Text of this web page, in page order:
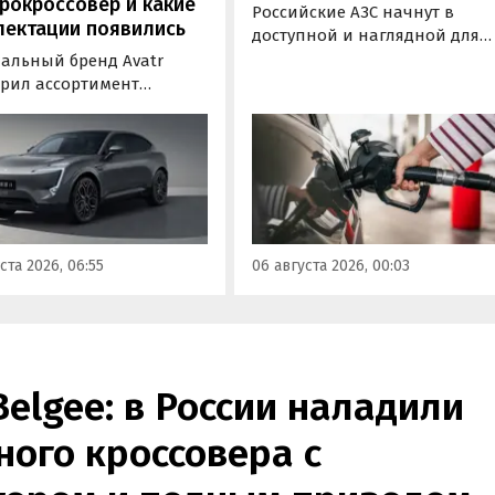
появились
бренд Avatr
ассортимент
Avatr 11 в России
2026 года. Вместе с
его прайс-листа
единственное
исполнение,
цена модели
на 760 тыс. рублей,
2026, 06:55
Российские АЗС начнут в
доступной и наглядной для
отпускаемого топлива. Это
позволит автовладельцам
осознанно выбрать топливо
определенного класса — от
«Евро-2» до «Евро-5»,
сообщили в Минэнерго РФ.
06 августа 2026, 00:03
в России наладили
кроссовера с